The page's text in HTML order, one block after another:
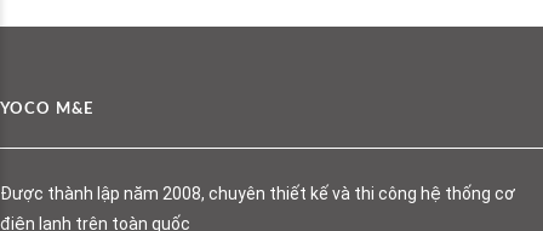
YOCO M&E
Được thành lập năm 2008, chuyên thiết kế và thi công hệ thống cơ
điện lạnh trên toàn quốc